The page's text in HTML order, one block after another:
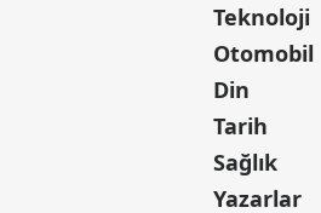
Teknoloji
Otomobil
Din
Tarih
Sağlık
Yazarlar